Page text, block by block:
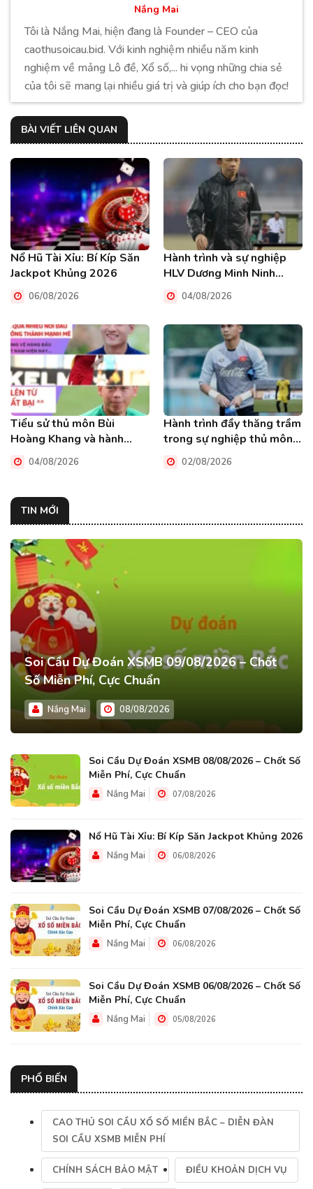
Nắng Mai
Tôi là Nắng Mai, hiện đang là Founder – CEO của
caothusoicau.bid. Với kinh nghiệm nhiều năm kinh
nghiệm về mảng Lô đề, Xổ số,... hi vọng những chia sẻ
của tôi sẽ mang lại nhiều giá trị và giúp ích cho bạn đọc!
BÀI VIẾT LIÊN QUAN
Nổ Hũ Tài Xỉu: Bí Kíp Săn
Jackpot Khủng 2026
06/08/2026
Hành trình và sự nghiệp
HLV Dương Minh Ninh
người cận vệ trung thành
HAGL04/08/2026
Tiểu sử thủ môn Bùi
Hoàng Khang và hành
trình chinh phục đỉnh cao
04/08/2026
Hành trình đầy thăng trầm
trong sự nghiệp thủ môn
Phạm Văn Cường
02/08/2026
TIN MỚI
Soi Cầu Dự Đoán XSMB 09/08/2026 – Chốt
Số Miễn Phí, Cực Chuẩn
Nắng Mai 08/08/2026
Soi Cầu Dự Đoán XSMB 08/08/2026 – Chốt Số
Miễn Phí, Cực Chuẩn
Nắng Mai 07/08/2026
Nổ Hũ Tài Xỉu: Bí Kíp Săn Jackpot Khủng 2026
Nắng Mai 06/08/2026
Soi Cầu Dự Đoán XSMB 07/08/2026 – Chốt Số
Miễn Phí, Cực Chuẩn
Nắng Mai 06/08/2026
Soi Cầu Dự Đoán XSMB 06/08/2026 – Chốt Số
Miễn Phí, Cực Chuẩn
Nắng Mai 05/08/2026
PHỔ BIẾN
CAO THỦ SOI CẦU XỔ SỐ MIỀN BẮC – DIỄN ĐÀN
SOI CẦU XSMB MIỄN PHÍ
CHÍNH SÁCH BẢO MẬT ĐIỀU KHOẢN DỊCH VỤ